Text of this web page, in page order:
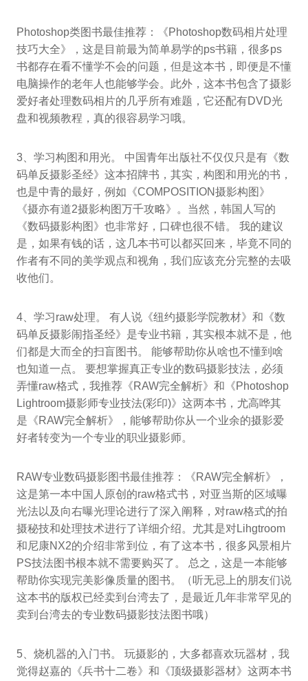
Photoshop类图书最佳推荐：《Photoshop数码相片处理
技巧大全》，这是目前最为简单易学的ps书籍，很多ps
书都存在看不懂学不会的问题，但是这本书，即便是不懂
电脑操作的老年人也能够学会。此外，这本书包含了摄影
爱好者处理数码相片的几乎所有难题，它还配有DVD光
盘和视频教程，真的很容易学习哦。
3、学习构图和用光。 中国青年出版社不仅仅只是有《数
码单反摄影圣经》这本招牌书，其实，构图和用光的书，
也是中青的最好，例如《COMPOSITION摄影构图》
《摄亦有道2摄影构图万千攻略》。当然，韩国人写的
《数码摄影构图》也非常好，口碑也很不错。 我的建议
是，如果有钱的话，这几本书可以都买回来，毕竟不同的
作者有不同的美学观点和视角，我们应该充分完整的去吸
收他们。
4、学习raw处理。 有人说《纽约摄影学院教材》和《数
码单反摄影闹指圣经》是专业书籍，其实根本就不是，他
们都是大而全的扫盲图书。 能够帮助你从啥也不懂到啥
也知道一点。 要想掌握真正专业的数码摄影技法，必须
弄懂raw格式，我推荐《RAW完全解析》和《Photoshop
Lightroom摄影师专业技法(彩印)》这两本书，尤高哗其
是《RAW完全解析》，能够帮助你从一个业余的摄影爱
好者转变为一个专业的职业摄影师。
RAW专业数码摄影图书最佳推荐：《RAW完全解析》，
这是第一本中国人原创的raw格式书，对亚当斯的区域曝
光法以及向右曝光理论进行了深入阐释，对raw格式的拍
摄秘技和处理技术进行了详细介绍。尤其是对Lihgtroom
和尼康NX2的介绍非常到位，有了这本书，很多风景相片
PS技法图书根本就不需要购买了。 总之，这是一本能够
帮助你实现完美影像质量的图书。（听无忌上的朋友们说
这本书的版权已经卖到台湾去了，是最近几年非常罕见的
卖到台湾去的专业数码摄影技法图书哦）
5、烧机器的入门书。 玩摄影的，大多都喜欢玩器材，我
觉得赵嘉的《兵书十二卷》和《顶级摄影器材》这两本书